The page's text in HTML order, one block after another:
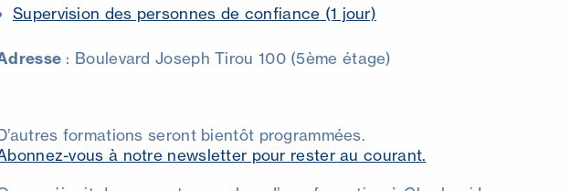
Supervision des personnes de confiance (1 jour)
: Boulevard Joseph Tirou 100 (5ème étage)
formations seront bientôt programmées.
vous à notre newsletter pour rester au courant.